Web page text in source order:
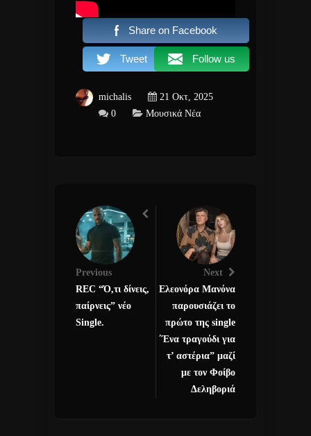
Share on Facebook
Tweet Follow us
michalis
21 Οκτ, 2025
0
Μουσικά Νέα
Previous
REC “Ό,τι δίνεις,
παίρνεις” νέο
Single.
Next
Ελεονόρα Μανόνα
παρουσιάζει το
πρώτο της single
΄Ένα τραγούδι για
τ’ αστέρια” μαζί
με τον Φοίβο
Δεληβοριά